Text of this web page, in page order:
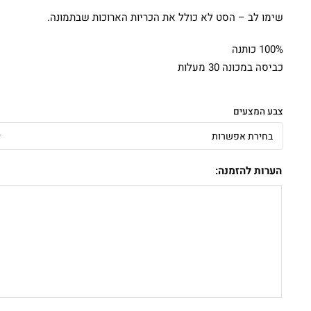
שימו לב – הסט לא כולל את הכריות הארוכות שבתמונה.
100% כותנה
כביסה במכונה 30 מעלות
צבע המצעים
הערות להזמנה: